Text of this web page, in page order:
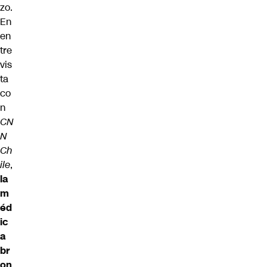
zo.
En
en
tre
vis
ta
co
n
CN
N
Ch
ile,
la
m
éd
ic
a
br